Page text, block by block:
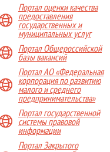
Портал оценки качества
предоставления
государственных и
муниципальных услуг
Портал Общероссийской
базы вакансий
Портал АО «Федеральная
корпорация по развитию
малого и среднего
предпринимательства»
Портал государственной
системы правовой
информации
Портал Закрытого